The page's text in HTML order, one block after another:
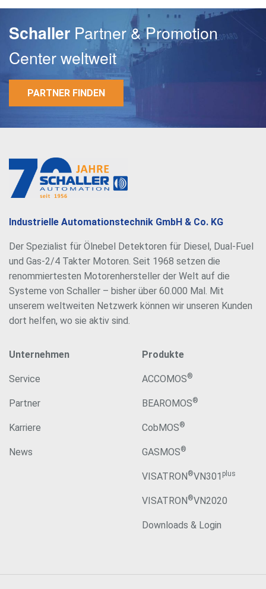
Schaller Partner & Promotion
Center weltweit
PARTNER FINDEN
Industrielle Automationstechnik GmbH & Co. KG
Der Spezialist für Ölnebel Detektoren für Diesel, Dual-Fuel
und Gas-2/4 Takter Motoren. Seit 1968 setzen die
renommiertesten Motorenhersteller der Welt auf die
Systeme von Schaller – bisher über 60.000 Mal. Mit
unserem weltweiten Netzwerk können wir unseren Kunden
dort helfen, wo sie aktiv sind.
Unternehmen
Service
Partner
Karriere
News
Produkte
ACCOMOS®
BEAROMOS®
CobMOS®
GASMOS®
VISATRON®VN301 plus
VISATRON®VN2020
Downloads & Login